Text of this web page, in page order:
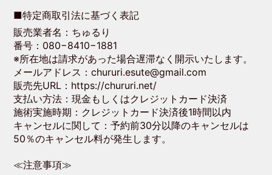
■特定商取引法に基づく表記
販売業者名：ちゅるり
番号：080−8410−1881
※所在地は請求があった場合遅滞なく開示いたします。
メールアドレス：chururi.esute@gmail.com
販売先URL：https://chururi.net/
支払い方法：現金もしくはクレジットカード決済
施術実施時期：クレジットカード決済後1時間以内
キャンセルに関して：予約前30分以降のキャンセルは
50％のキャンセル料が発生します。
≪注意事項≫